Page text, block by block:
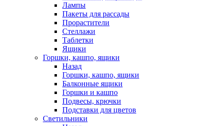
Лампы
Пакеты для рассады
Прорастители
Стеллажи
Таблетки
Ящики
Горшки, кашпо, ящики
Назад
Горшки, кашпо, ящики
Балконные ящики
Горшки и кашпо
Подвесы, крючки
Подставки для цветов
Светильники